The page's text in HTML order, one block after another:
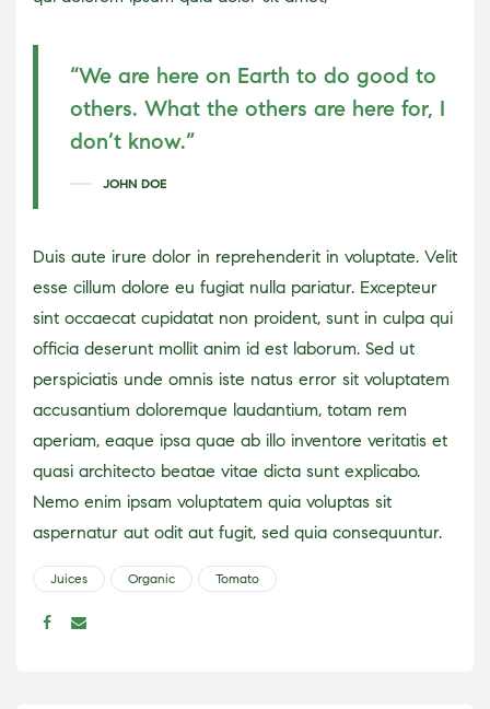
“We are here on Earth to do good to
others. What the others are here for, I
don’t know.”
JOHN DOE
Duis aute irure dolor in reprehenderit in voluptate. Velit
esse cillum dolore eu fugiat nulla pariatur. Excepteur
sint occaecat cupidatat non proident, sunt in culpa qui
officia deserunt mollit anim id est laborum. Sed ut
perspiciatis unde omnis iste natus error sit voluptatem
accusantium doloremque laudantium, totam rem
aperiam, eaque ipsa quae ab illo inventore veritatis et
quasi architecto beatae vitae dicta sunt explicabo.
Nemo enim ipsam voluptatem quia voluptas sit
aspernatur aut odit aut fugit, sed quia consequuntur.
Juices Organic Tomato
Compartir: